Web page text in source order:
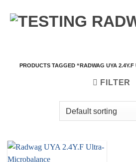
PRODUCTS TAGGED “RADWAG UYA
FILTER